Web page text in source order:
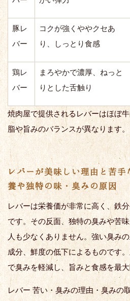
豚レ
バー
コクが強くややクセあ
り、しっとり食感
鶏レ
バー
まろやかで濃厚、ねっと
りとした舌触り
焼肉屋で提供されるレバーはほぼ
脂や旨みのバランスが異なります。
レバーが美味しい理由と苦
養や独特の味・臭みの原因
レバーは栄養価が非常に高く、鉄
です。その反面、独特の臭みや苦
人も少なくありません。強い臭み
成分、鮮度の低下によるものです
で臭みを軽減し、旨みと食感を最
レバー 苦い・臭みの理由・臭みの